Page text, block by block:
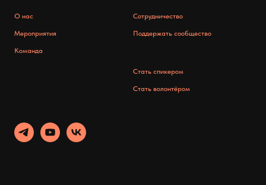
О нас
Мероприятия
Команда
Сотрудничество
Поддержать сообщество
Стать спикером
Стать волонтёром